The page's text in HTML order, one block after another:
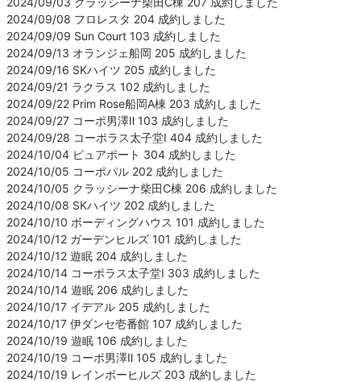
2024/09/08 フロレスタ 204 成約しました
2024/09/09 Sun Court 103 成約しました
2024/09/13 オランジェ船岡 205 成約しました
2024/09/16 SKハイツ 205 成約しました
2024/09/21 ラクラス 102 成約しました
2024/09/22 Prim Rose船岡A棟 203 成約しました
2024/09/27 コーポ男澤Ⅱ 103 成約しました
2024/09/28 コーポラス太子堂Ⅰ 404 成約しました
2024/10/04 ピュアポート 304 成約しました
2024/10/05 コーポパル 202 成約しました
2024/10/05 クラッシーナ柴田C棟 206 成約しました
2024/10/08 SKハイツ 202 成約しました
2024/10/10 ボーディングハウス 101 成約しました
2024/10/12 ガーデンヒルズ 101 成約しました
2024/10/12 遊眠 204 成約しました
2024/10/14 コーポラス太子堂Ⅰ 303 成約しました
2024/10/14 遊眠 206 成約しました
2024/10/17 イデアル 205 成約しました
2024/10/17 伊ダンセ壱番館 107 成約しました
2024/10/19 遊眠 106 成約しました
2024/10/19 コーポ男澤Ⅱ 105 成約しました
2024/10/19 レインボーヒルズ 203 成約しました